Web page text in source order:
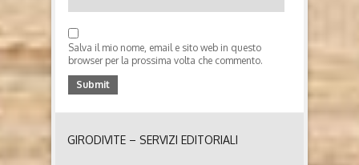
Salva il mio nome, email e sito web in questo
browser per la prossima volta che commento.
GIRODIVITE – SERVIZI EDITORIALI